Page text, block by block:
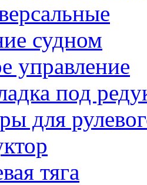
судном
управление
под
для
тяга